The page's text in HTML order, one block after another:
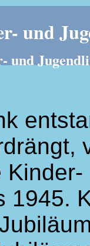
und
und
1945.